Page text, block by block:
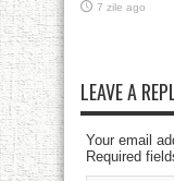
7 zile ago
LEAVE A
Your email
Required